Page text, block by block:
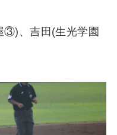
③)、吉田(生光学園